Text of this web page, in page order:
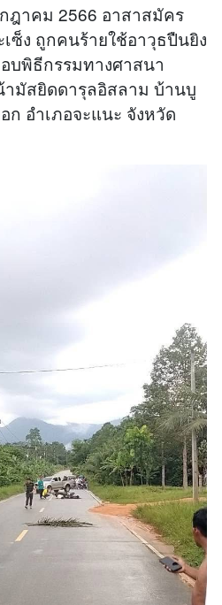
ฎาคม 2566 อาสาสมัคร
ซ็ง ถูกคนร้ายใช้อาวุธปืนยิง
บพิธีกรรมทางศาสนา
มัสยิดดารุลอิสลาม บ้านบู
ก อำเภอจะแนะ จังหวัด